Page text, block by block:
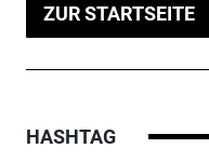
ZUR STARTSEITE
HASHTAG